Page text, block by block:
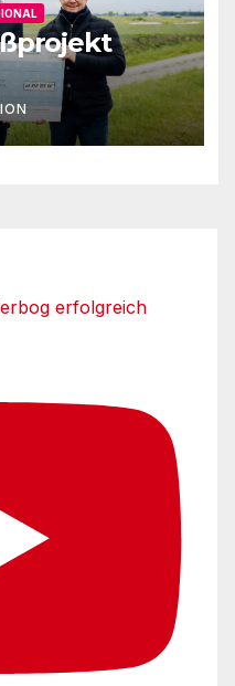
erfolgreich